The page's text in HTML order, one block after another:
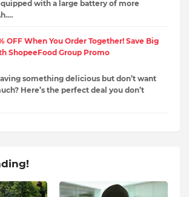
with a large battery of more
OFF When You Order Together! Save Big
ShopeeFood Group Promo
something delicious but don’t want
Here’s the perfect deal you don’t